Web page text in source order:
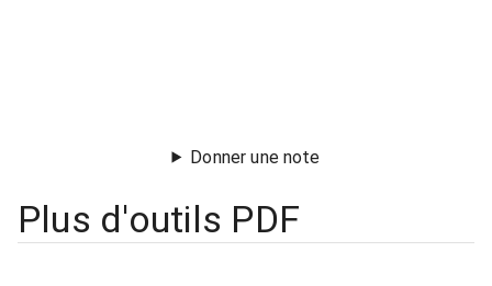
Donner une note
Plus d'outils PDF